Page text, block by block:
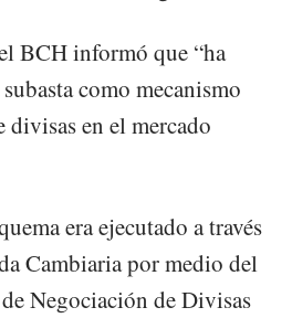
BCH informó que “ha
como mecanismo
divisas en el mercado
era ejecutado a través
Cambiaria por medio del
Negociación de Divisas